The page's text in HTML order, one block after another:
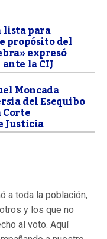
lista para
propósito del
expresó
la CIJ
Moncada
del Esequibo
Justicia
a toda la población,
y los que no
al voto. Aquí